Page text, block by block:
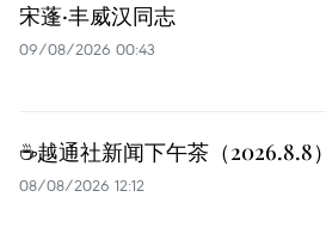
宋蓬·丰威汉同志
09/08/2026 00:43
☕️越通社新闻下午茶（2026.8.8）
08/08/2026 12:12